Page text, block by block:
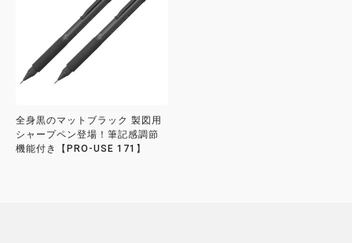
全身黒のマットブラック 製図用
シャープペン登場！筆記感調節
機能付き【PRO-USE 171】